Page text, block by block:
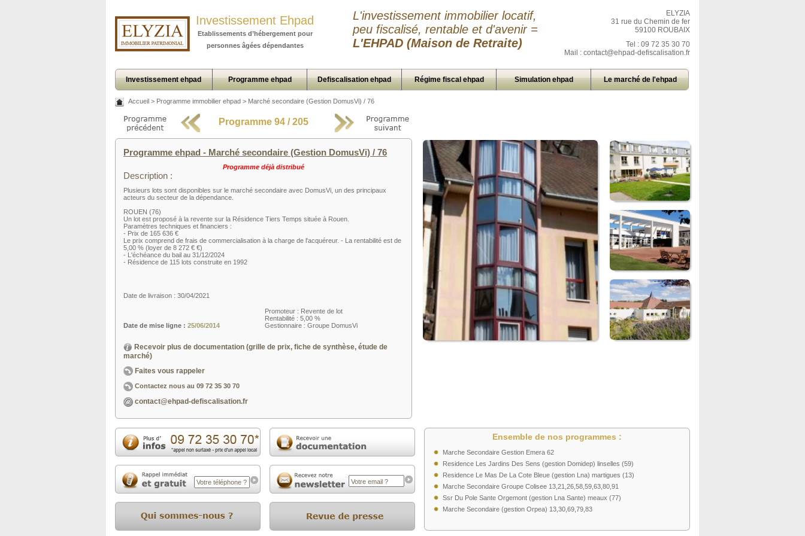
Investissement Ehpad
Etablissements d’hébergement pour
personnes âgées dépendantes
L'investissement immobilier locatif,
peu fiscalisé, rentable et d'avenir =
L'EHPAD (Maison de Retraite)
ELYZIA
31 rue du Chemin de fer
59100 ROUBAIX
Tel : 09 72 35 30 70
Mail : contact@ehpad-defiscalisation.fr
Investissement ehpad Programme ehpad Defiscalisation ehpad Régime fiscal ehpad Simulation ehpad Le marché de l'ehpad
Accueil > Programme immobilier ehpad > Marché secondaire (Gestion DomusVi) / 76
Programme 94 / 205
Programme ehpad - Marché secondaire (Gestion DomusVi) / 76
Programme déjà distribué
Description :
Plusieurs lots sont disponibles sur le marché secondaire avec DomusVi, un des principaux
acteurs du secteur de la dépendance.
ROUEN (76)
Un lot est proposé à la revente sur la Résidence Tiers Temps située à Rouen.
Paramètres techniques et financiers :
- Prix de 165 636 €
Le prix comprend de frais de commercialisation à la charge de l'acquéreur. - La rentabilité est de
5,00 % (loyer de 8 272 € €)
- L'échéance du bail au 31/12/2024
- Résidence de 115 lots construite en 1992
Date de livraison : 30/04/2021
Date de mise ligne : 25/06/2014
Promoteur : Revente de lot
Rentabilité : 5,00 %
Gestionnaire : Groupe DomusVi
Recevoir plus de documentation (grille de prix, fiche de synthèse, étude de
marché)
Faites vous rappeler
Contactez nous au 09 72 35 30 70
contact@ehpad-defiscalisation.fr
Ensemble de nos programmes :
Marche Secondaire Gestion Emera 62
Residence Les Jardins Des Sens (gestion Domidep) linselles (59)
Residence Le Mas De La Cote Bleue (gestion Lna) martigues (13)
Marche Secondaire Groupe Colisee 13,21,26,58,59,63,80,91
Ssr Du Pole Sante Orgemont (gestion Lna Sante) meaux (77)
Marche Secondaire (gestion Orpea) 13,30,69,79,83